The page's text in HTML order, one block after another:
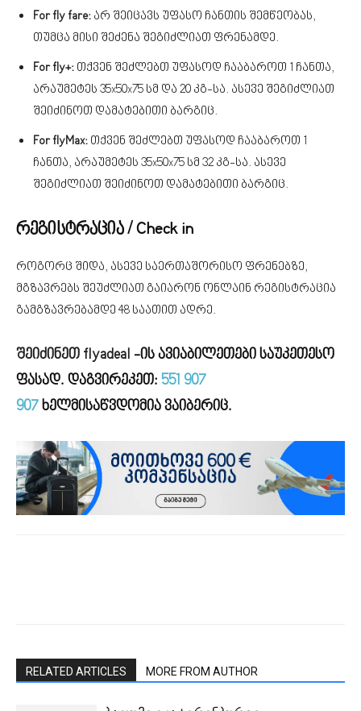
For fly fare: არ შეიცავს უფასო ჩანთის შემწეობას,
თუმცა მისი შეძენა შეგიძლიათ ფრენამდე.
For fly+: თქვენ შეძლებთ უფასოდ ჩააბაროთ 1 ჩანთა,
არაუმეტეს 35x50x75 სმ და 20 კგ-სა. ასევე შეგიძლიათ
შეიძინოთ დამატებითი ბარგიც.
For flyMax: თქვენ შეძლებთ უფასოდ ჩააბაროთ 1
ჩანთა, არაუმეტეს 35x50x75 სმ 32 კგ-სა. ასევე
შეგიძლიათ შეიძინოთ დამატებითი ბარგიც.
რეგისტრაცია / Check in
როგორც შიდა, ასევე საერთაშორისო ფრენებზე,
მგზავრებს შეუძლიათ გაიარონ ონლაინ რეგისტრაცია
გამგზავრებამდე 48 საათით ადრე.
შეიძინეთ flyadeal -ისავიაბილეთები საუკეთესო
ფასად. დაგვირეკეთ: 551 907
907ხელმისაწვდომია ვაიბერიც.
RELATED ARTICLES MORE FROM AUTHOR